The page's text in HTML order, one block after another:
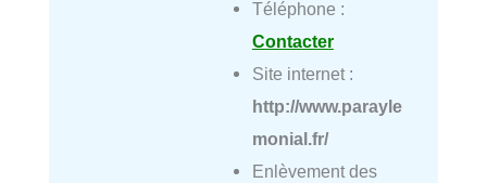
Téléphone :
Contacter
Site internet :
http://www.parayle
monial.fr/
Enlèvement des